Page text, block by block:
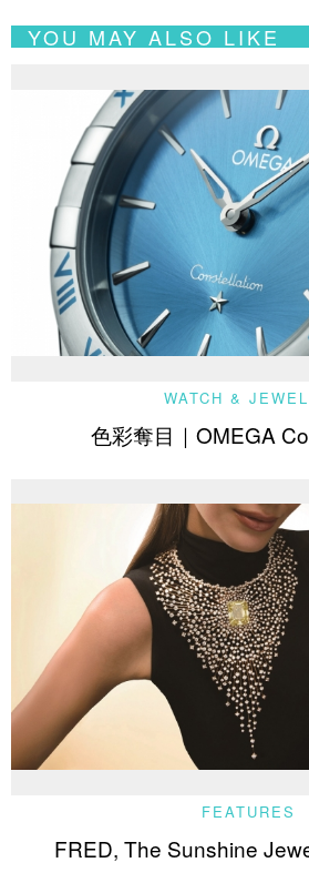
YOU MAY ALSO LIKE
WATCH &
色彩奪目｜OMEGA
FEATURES
FRED, The Sunshine